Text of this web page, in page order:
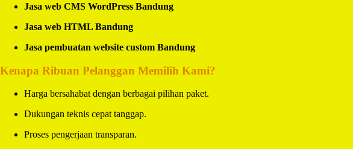
Jasa web CMS WordPress Bandung
Jasa web HTML Bandung
Jasa pembuatan website custom Bandung
Kenapa Ribuan Pelanggan Memilih Kami?
Harga bersahabat dengan berbagai pilihan paket.
Dukungan teknis cepat tanggap.
Proses pengerjaan transparan.